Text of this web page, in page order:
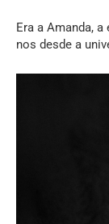
Era a Amanda,
nos desde a